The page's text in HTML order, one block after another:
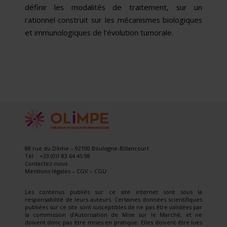
définir les modalités de traitement, sur un
rationnel construit sur les méca­nismes biologiques
et immunologiques de l’évolution tumorale.
88 rue du Dôme – 92100 Boulogne-Billancourt
Tél. : +33 (0)1 83 64 45 98
Contactez-nous
Mentions légales– CGV– CGU
Les contenus publiés sur ce site internet sont sous la
responsabilité de leurs auteurs. Certaines données scientifiques
publiées sur ce site sont susceptibles de ne pas être validées par
la commission d’Autorisation de Mise sur le Marché, et ne
doivent donc pas être mises en pratique. Elles doivent être lues